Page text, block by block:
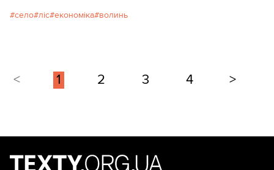
село ліс економіка волинь
< 1 2 3 4 >